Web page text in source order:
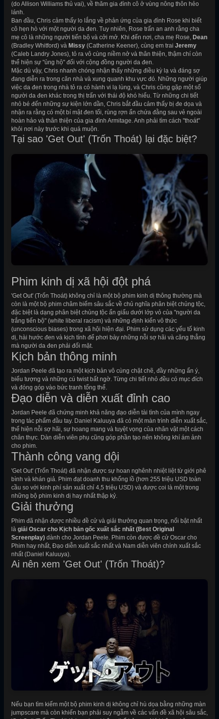
(do Allison Williams thủ vai), về thăm gia đình cô ở vùng nông thôn hẻo
lánh.
Ban đầu, Chris cảm thấy lo lắng về phản ứng của gia đình Rose khi biết
cô hẹn hò với một người da đen. Tuy nhiên, Rose trấn an anh rằng cha
mẹ cô là những người tiến bộ và cởi mở. Khi đến nơi, cha mẹ Rose, Dean
(Bradley Whitford) và Missy (Catherine Keener), cùng em trai Jeremy
(Caleb Landry Jones), tỏ ra vô cùng niềm nở và thân thiện, thậm chí còn
thể hiện sự "ủng hộ" đối với cộng đồng người da đen.
Mặc dù vậy, Chris nhanh chóng nhận thấy những điều kỳ lạ và đáng sợ
đang diễn ra trong căn nhà và xung quanh khu vực đó. Những người giúp
việc da đen trong nhà tỏ ra có hành vi lạ lùng, và Chris cũng gặp một số
người da đen khác trong thị trấn với thái độ khó hiểu. Từ những chi tiết
nhỏ bé đến những sự kiện lớn dần, Chris bắt đầu cảm thấy bị đe dọa và
nhận ra rằng có một bí mật đen tối, rùng rợn ẩn chứa đằng sau vẻ ngoài
hoàn hảo và thân thiện của gia đình Armitage. Anh phải tìm cách "thoát"
khỏi nơi này trước khi quá muộn.
Tại sao 'Get Out' (Trốn Thoát) lại đặc biệt?
Phim kinh dị xã hội đột phá
'Get Out' (Trốn Thoát) không chỉ là một bộ phim kinh dị thông thường mà
còn là một bộ phim châm biếm sâu sắc về chủ nghĩa phân biệt chủng tộc,
đặc biệt là dạng phân biệt chủng tộc ẩn giấu dưới lớp vỏ của "người da
trắng tiến bộ" (white liberal racism) và những định kiến vô thức
(unconscious biases) trong xã hội hiện đại. Phim sử dụng các yếu tố kinh
dị, hài hước đen và kịch tính để phơi bày những nỗi sợ hãi và căng thẳng
mà người da đen phải đối mặt.
Kịch bản thông minh
Jordan Peele đã tạo ra một kịch bản vô cùng chặt chẽ, đầy những ẩn ý,
biểu tượng và những cú twist bất ngờ. Từng chi tiết nhỏ đều có mục đích
và đóng góp vào bức tranh tổng thể.
Đạo diễn và diễn xuất đỉnh cao
Jordan Peele đã chứng minh khả năng đạo diễn tài tình của mình ngay
trong tác phẩm đầu tay. Daniel Kaluuya đã có một màn trình diễn xuất sắc,
thể hiện nỗi sợ hãi, sự hoang mang và tuyệt vọng của nhân vật một cách
chân thực. Dàn diễn viên phụ cũng góp phần tạo nên không khí ám ảnh
cho phim.
Thành công vang dội
'Get Out' (Trốn Thoát) đã nhận được sự hoan nghênh nhiệt liệt từ giới phê
bình và khán giả. Phim đạt doanh thu khổng lồ (hơn 255 triệu USD toàn
cầu so với kinh phí sản xuất chỉ 4,5 triệu USD) và được coi là một trong
những bộ phim kinh dị hay nhất thập kỷ.
Giải thưởng
Phim đã nhận được nhiều đề cử và giải thưởng quan trọng, nổi bật nhất
là giải Oscar cho Kịch bản gốc xuất sắc nhất (Best Original
Screenplay) dành cho Jordan Peele. Phim còn được đề cử Oscar cho
Phim hay nhất, Đạo diễn xuất sắc nhất và Nam diễn viên chính xuất sắc
nhất (Daniel Kaluuya).
Ai nên xem 'Get Out' (Trốn Thoát)?
Nếu bạn tìm kiếm một bộ phim kinh dị không chỉ hù dọa bằng những màn
jumpscare mà còn khiến bạn phải suy ngẫm về các vấn đề xã hội sâu sắc,